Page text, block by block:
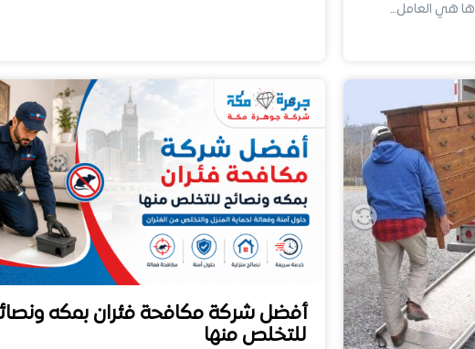
هي العامل…
أفضل شركة مكافحة فئران بمكه
للتخلص منها